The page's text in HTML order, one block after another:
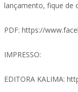
lançamento, fique de
PDF: https://
IMPRESSO:
EDITORA KALIMA: